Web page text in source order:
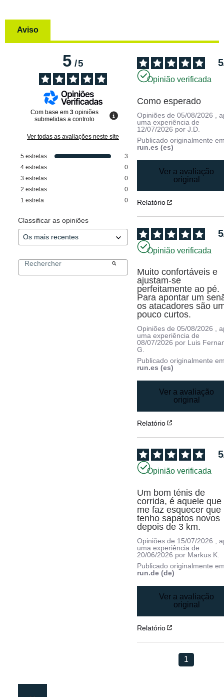
Aviso
5/5
Com base em 3 opiniões
submetidas a controlo
Ver todas as avaliações neste site
5 estrelas
3
4 estrelas
0
3 estrelas
0
2 estrelas
0
1 estrela 0
Classificar as opiniões
5
Opinião verificada
Como esperado
Opiniões de05/08/2026
,
uma experiência de
12/07/2026 porJ.D.
Publicado originalmente
run.es (es)
Ver a avaliação
original
Relatório
5
Opinião verificada
Muito confortáveis e
ajustam-se
perfeitamente ao pé.
Para apontar um
os atacadores são
pouco curtos.
Opiniões de05/08/2026 ,
uma experiência de
08/07/2026 por Luis
G.
Publicado originalmente
run.es (es)
Ver a avaliação
original
Relatório
5
Opinião verificada
Um bom ténis de
corrida, é aquele que
me faz esquecer que
tenho sapatos novos
depois de 3 km.
Opiniões de 15/07/2026
,
uma experiência de
20/06/2026 por Markus K.
Publicado originalmente
run.de (de)
Ver a avaliação
original
Relatório
1